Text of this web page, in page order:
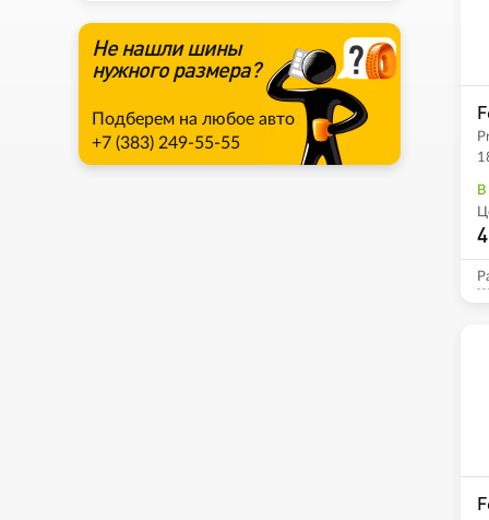
Не нашли шины
нужного размера?
Подберем на любое авто
+7 (383) 249-55-55
В